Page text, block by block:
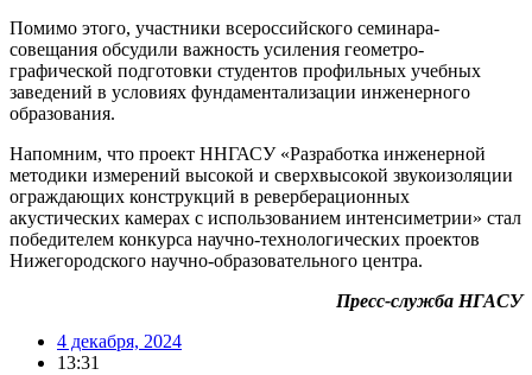
Помимо этого, участники всероссийского семинара-
совещания обсудили важность усиления геометро-
графической подготовки студентов профильных учебных
заведений в условиях фундаментализации инженерного
образования.
Напомним, что проект ННГАСУ «‎Разработка инженерной
методики измерений высокой и сверхвысокой звукоизоляции
ограждающих конструкций в реверберационных
акустических камерах с использованием интенсиметрии»‎ стал
победителем конкурса научно-технологических проектов
Нижегородского научно-образовательного центра.
Пресс-служба НГАСУ
4 декабря, 2024
13:31